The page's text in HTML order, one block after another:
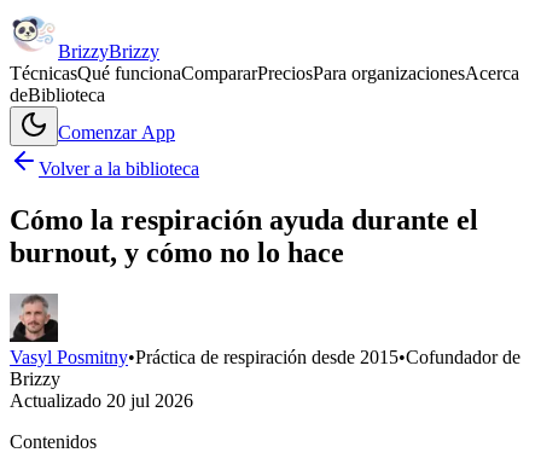
BrizzyBrizzy
TécnicasQué funcionaCompararPreciosPara organizacionesAcerca
deBiblioteca
Comenzar App
Volver a la biblioteca
Cómo la respiración ayuda durante el
burnout, y cómo no lo hace
Vasyl Posmitny•Práctica de respiración desde 2015•Cofundador de
Brizzy
Actualizado 20 jul 2026
Contenidos